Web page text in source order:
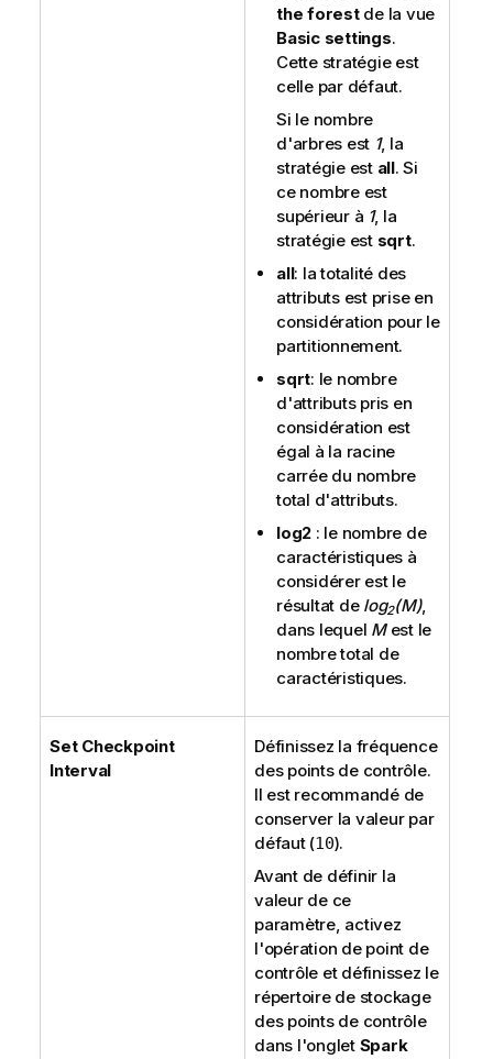
the forestde la vue
Basic settings.
Cette stratégie est
celle par défaut.
Si le nombre
d'arbres est 1, la
stratégie est all. Si
ce nombre est
supérieur à 1, la
stratégie est sqrt.
all: la totalité des
attributs est prise en
considération pour le
partitionnement.
sqrt: le nombre
d'attributs pris en
considération est
égal à la racine
carrée du nombre
total d'attributs.
log2 : le nombre de
caractéristiques à
considérer est le
résultat de log2(M),
dans lequel Mest le
nombre total de
caractéristiques.
Set Checkpoint
Interval
Définissez la fréquence
des points de contrôle.
Il est recommandé de
conserver la valeur par
défaut (10).
Avant de définir la
valeur de ce
paramètre, activez
l'opération de point de
contrôle et définissez le
répertoire de stockage
des points de contrôle
dans l'onglet Spark